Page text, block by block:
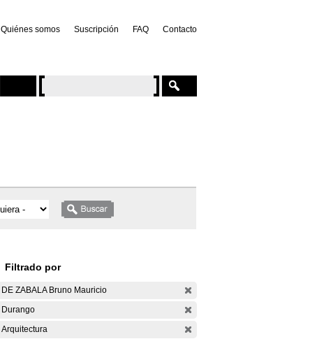
Quiénes somos Suscripción FAQ Contacto
Filtrado por
DE ZABALA Bruno Mauricio
Durango
Arquitectura